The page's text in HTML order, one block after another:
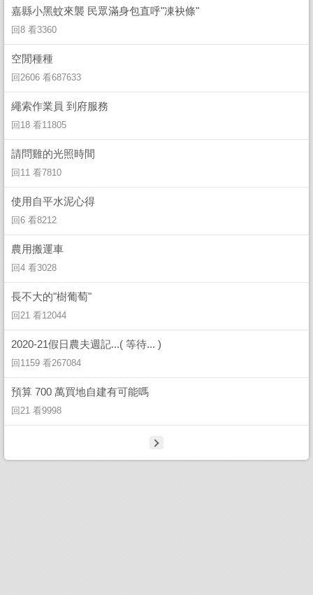
嘉縣小黑蚊來襲 民眾滿身包直呼"凍袂條"
回8 看3360
空閒種種
回2606 看687633
繩索作業員 到府服務
回18 看11805
請問雞的光照時間
回11 看7810
使用自平水泥心得
回6 看8212
農用搬運車
回4 看3028
長不大的"樹葡萄"
回21 看12044
2020-21假日農夫週記...( 等待... )
回1159 看267084
預算 700 萬買地自建有可能嗎
回21 看9998